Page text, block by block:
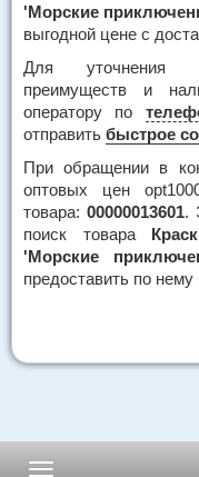
'Морские
выгодной цене с
Для уточнения
преимуществ и
оператору по
отправить быстрое
При обращении в
оптовых цен
товара: 00000013601.
поиск товара
'Морские
предоставить по
Навигация